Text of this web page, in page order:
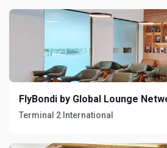
FlyBondi by Global Lounge
Terminal 2 International